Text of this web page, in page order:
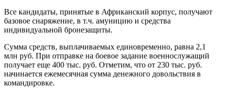
Все кандидаты, принятые в Африканский корпус, получают
базовое снаряжение, в т.ч. амуницию и средства
индивидуальной бронезащиты.
Сумма средств, выплачиваемых единовременно, равна 2,1
млн руб. При отправке на боевое задание военнослужащий
получает еще 400 тыс. руб. Отметим, что от 230 тыс. руб.
начинается ежемесячная сумма денежного довольствия в
командировке.